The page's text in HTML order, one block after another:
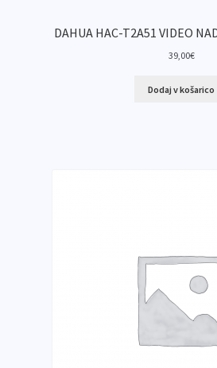
DAHUA HAC-T2A51 VIDEO
39,00€
Dodaj v košarico